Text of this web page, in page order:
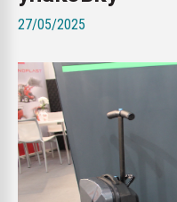
27/05/2025